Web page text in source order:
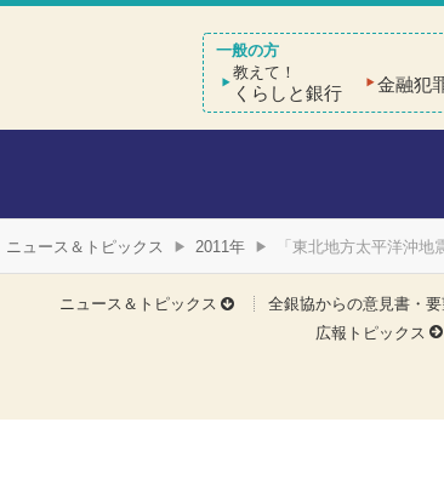
教えて！
くらしと銀行 金融犯
ニュース＆トピックス 2011年 「東北地方太平洋沖
ニュース＆トピックス 全銀協からの意見書・
広報トピックス